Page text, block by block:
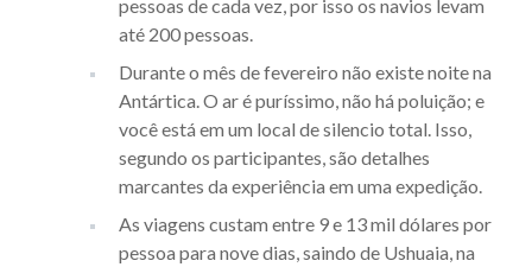
pessoas de cada vez, por isso os navios levam
até 200 pessoas.
Durante o mês de fevereiro não existe noite na
Antártica. O ar é puríssimo, não há poluição; e
você está em um local de silencio total. Isso,
segundo os participantes, são detalhes
marcantes da experiência em uma expedição.
As viagens custam entre 9 e 13 mil dólares por
pessoa para nove dias, saindo de Ushuaia, na